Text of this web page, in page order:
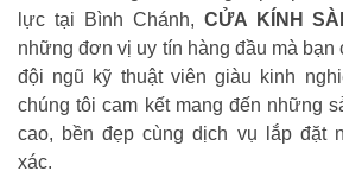
lực tại Bình Chánh, CỬA KÍNH
những đơn vị uy tín hàng đầu mà
đội ngũ kỹ thuật viên giàu kinh
chúng tôi cam kết mang đến những
cao, bền đẹp cùng dịch vụ lắp đặt
xác.